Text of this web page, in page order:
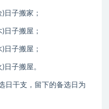
日子搬家；
日子搬屋；
日子搬屋；
日子搬屋。
日干支，留下的备选日为